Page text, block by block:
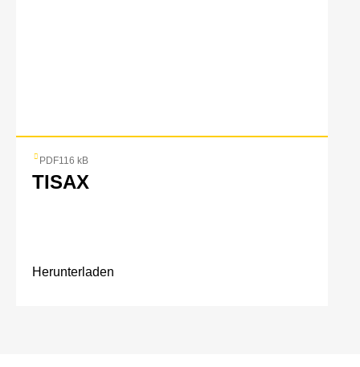
PDF116 kB
TISAX
Herunterladen